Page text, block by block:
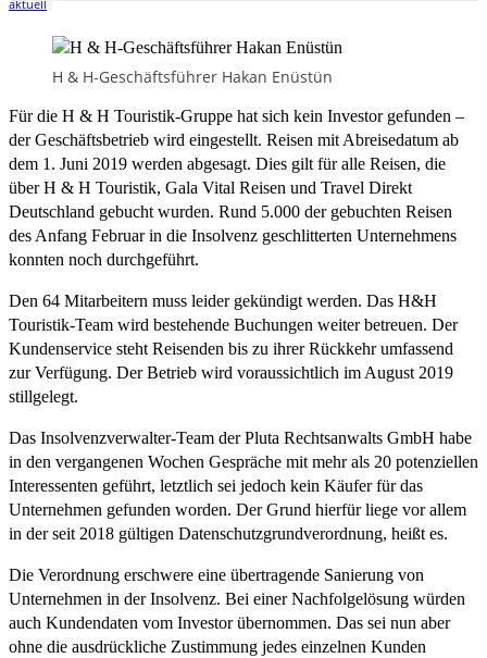
H & H-Geschäftsführer Hakan Enüstün
Für die H & H Touristik-Gruppe hat sich kein Investor gefunden –
der Geschäftsbetrieb wird eingestellt. Reisen mit Abreisedatum ab
dem 1. Juni 2019 werden abgesagt. Dies gilt für alle Reisen, die
über H & H Touristik, Gala Vital Reisen und Travel Direkt
Deutschland gebucht wurden. Rund 5.000 der gebuchten Reisen
des Anfang Februar in die Insolvenz geschlitterten Unternehmens
konnten noch durchgeführt.
Den 64 Mitarbeitern muss leider gekündigt werden. Das H&H
Touristik-Team wird bestehende Buchungen weiter betreuen. Der
Kundenservice steht Reisenden bis zu ihrer Rückkehr umfassend
zur Verfügung. Der Betrieb wird voraussichtlich im August 2019
stillgelegt.
Das Insolvenzverwalter-Team der Pluta Rechtsanwalts GmbH habe
in den vergangenen Wochen Gespräche mit mehr als 20 potenziellen
Interessenten geführt, letztlich sei jedoch kein Käufer für das
Unternehmen gefunden worden. Der Grund hierfür liege vor allem
in der seit 2018 gültigen Datenschutzgrundverordnung, heißt es.
Die Verordnung erschwere eine übertragende Sanierung von
Unternehmen in der Insolvenz. Bei einer Nachfolgelösung würden
auch Kundendaten vom Investor übernommen. Das sei nun aber
ohne die ausdrückliche Zustimmung jedes einzelnen Kunden